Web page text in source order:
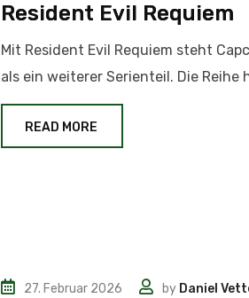
Resident Evil Requiem
Mit Resident Evil Requiem steht
als ein weiterer Serienteil. Die Reihe
READ MORE
27. Februar 2026 by Daniel